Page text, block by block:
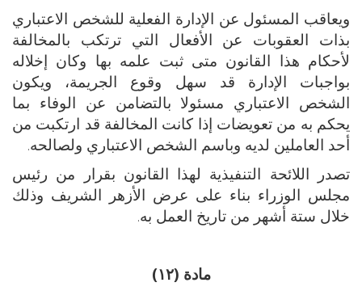
ويعاقب المسئول عن الإدارة الفعلية للشخص الاعتباري
بذات العقوبات عن الأفعال التي ترتكب بالمخالفة
لأحكام هذا القانون متى ثبت علمه بها وكان إخلاله
بواجبات الإدارة قد سهل وقوع الجريمة، ويكون
الشخص الاعتباري مسئولا بالتضامن عن الوفاء بما
يحكم به من تعويضات إذا كانت المخالفة قد ارتكبت من
أحد العاملين لديه وباسم الشخص الاعتباري ولصالحه.
تصدر اللائحة التنفيذية لهذا القانون بقرار من رئيس
مجلس الوزراء بناء على عرض الأزهر الشريف وذلك
خلال ستة أشهر من تاريخ العمل به.
مادة (١٢)